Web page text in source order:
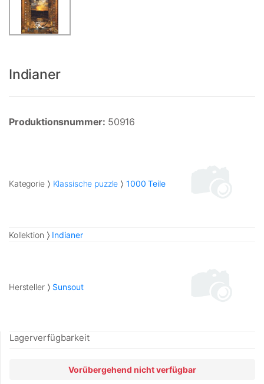
Indianer
Produktionsnummer: 50916
Kategorie Klassische puzzle 1000 Teile
Kollektion Indianer
Hersteller Sunsout
Lagerverfügbarkeit
Vorübergehend nicht verfügbar